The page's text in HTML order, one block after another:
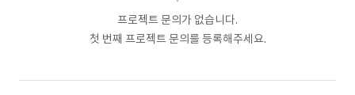
프로젝트 문의가 없습니다.
첫 번째 프로젝트 문의를 등록해주세요.